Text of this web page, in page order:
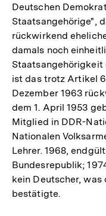
Deutschen
Staatsangehörige",
rückwirkend
damals noch
ist das trotz Artikel
Dezember 1963
dem 1. April 1953
Mitglied in DDR-
Nationalen
Lehrer. 1968,
Bundesrepublik;
kein Deutscher,
bestätigte.